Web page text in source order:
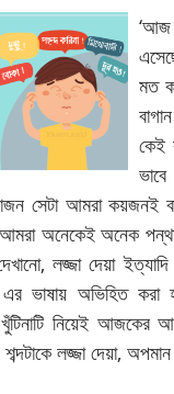
‘আজ
মত
কেই
সেটা আমরা কয়জনই
অনেকেই অনেক
লজ্জা দেয়া
ভাষায় অভিহিত করা
নিয়েই আজকের
লজ্জা দেয়া,